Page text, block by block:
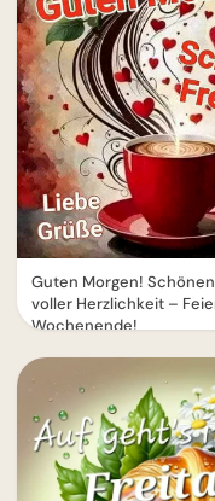
Guten Morgen!
voller Herzlichkeit –
Wochenende!